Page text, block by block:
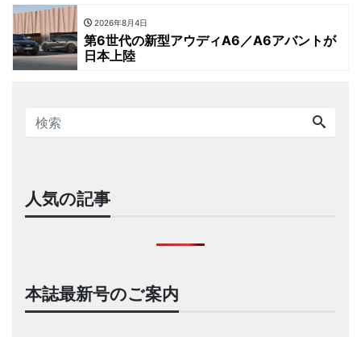
2026年8月4日
第6世代の新型アウディA6／A6アバントが
日本上陸
人気の記事
本誌最新号のご案内